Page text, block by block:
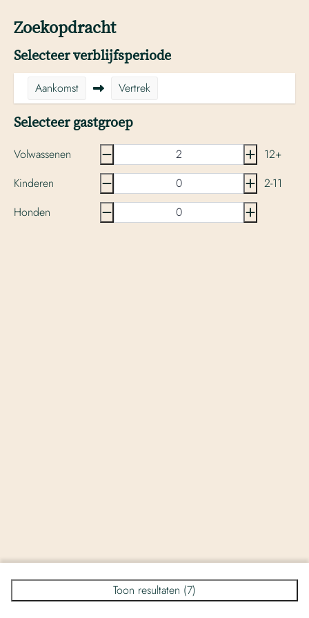
Zoekopdracht
Selecteer verblijfsperiode
Aankomst Vertrek
Selecteer gastgroep
Volwassenen
12+
Kinderen
2-11
Honden
Toon resultaten (7)